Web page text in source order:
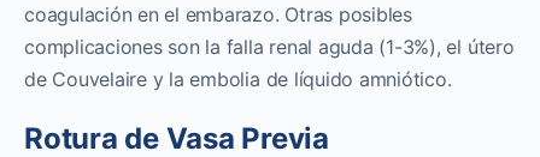
coagulación en el embarazo. Otras posibles
complicaciones son la falla renal aguda (1-3%), el útero
de Couvelaire y la embolia de líquido amniótico.
Rotura de Vasa Previa